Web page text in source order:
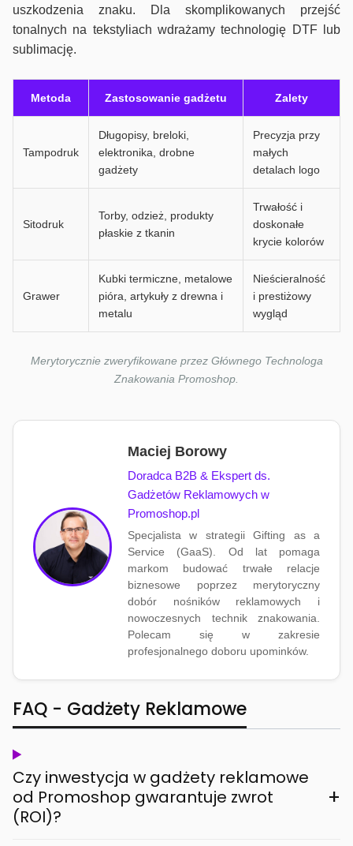
uszkodzenia znaku. Dla skomplikowanych przejść
tonalnych na tekstyliach wdrażamy technologię DTF lub
sublimację.
Metoda Zastosowanie gadżetu Zalety
Tampodruk
Długopisy, breloki,
elektronika, drobne
gadżety
Precyzja przy
małych
detalach logo
Sitodruk
Torby, odzież, produkty
płaskie z tkanin
Trwałość i
doskonałe
krycie kolorów
Grawer
Kubki termiczne, metalowe
pióra, artykuły z drewna i
metalu
Nieścieralność
i prestiżowy
wygląd
Merytorycznie zweryfikowane przez Głównego Technologa
Znakowania Promoshop.
Maciej Borowy
Doradca B2B & Ekspert ds.
Gadżetów Reklamowych w
Promoshop.pl
Specjalista w strategii Gifting as a
Service (GaaS). Od lat pomaga
markom budować trwałe relacje
biznesowe poprzez merytoryczny
dobór nośników reklamowych i
nowoczesnych technik znakowania.
Polecam się w zakresie
profesjonalnego doboru upominków.
FAQ - Gadżety Reklamowe
Czy inwestycja w gadżety reklamowe
od Promoshop gwarantuje zwrot
(ROI)?
+